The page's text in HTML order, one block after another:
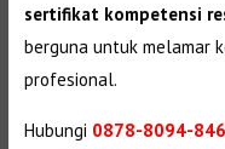
sertifikat kompetensi
berguna untuk melamar
profesional.
Hubungi 0878-8094-